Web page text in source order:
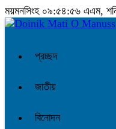
ময়মনসিংহ ০৯:৫৪:৫৭ এএম,
প্রচ্ছদ
জাতীয়
বিনোদন